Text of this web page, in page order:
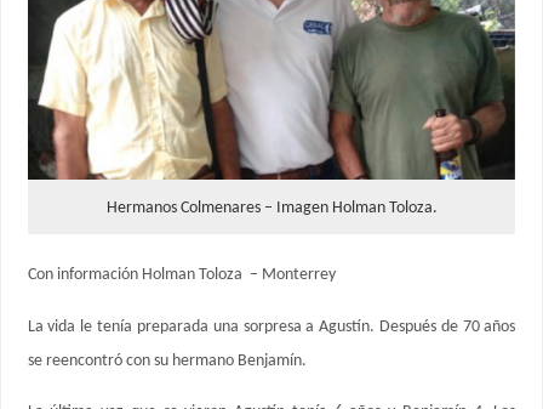
Hermanos Colmenares – Imagen Holman Toloza.
Con información Holman Toloza – Monterrey
La vida le tenía preparada una sorpresa a Agustín. Después de 70 años
se reencontró con su hermano Benjamín.